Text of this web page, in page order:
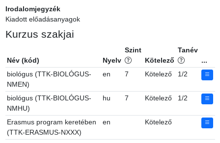
Irodalomjegyzék
Kiadott előadásanyagok
Kurzus szakjai
Név (kód) Nyelv
Szint
Kötelező
Tanév
...
biológus (TTK-BIOLÓGUS-
NMEN)
en 7 Kötelező 1/2
biológus (TTK-BIOLÓGUS-
NMHU)
hu 7 Kötelező 1/2
Erasmus program keretében
(TTK-ERASMUS-NXXX)
en Kötelező